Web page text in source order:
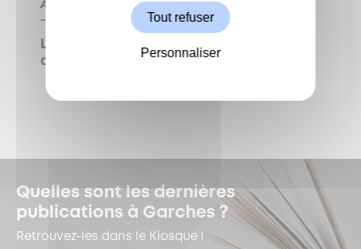
Animation
Le Grand Weekend : Cinéma en plein
air
Quelles sont les dernières
publications à Garches ?
Retrouvez-les dans le Kiosque !
Tout refuser
Personnaliser